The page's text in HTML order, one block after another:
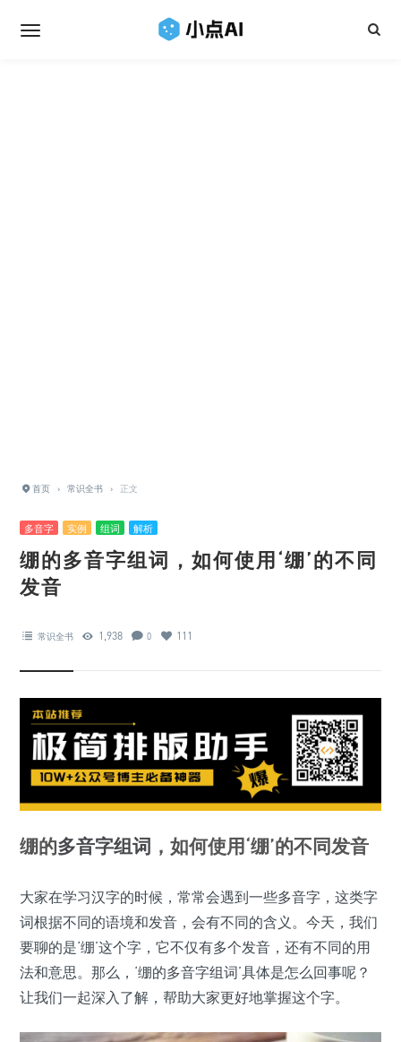
首页 › 常识全书 › 正文
多音字 实例 组词 解析
绷的多音字组词，如何使用‘绷’的不同
发音
常识全书 1,938 0 111
绷的多音字组词 ，如何使用‘绷’的不同发音
大家在学习汉字的时候，常常会遇到一些多音字，这类字
词根据不同的语境和发音，会有不同的含义。今天，我们
要聊的是‘绷’这个字，它不仅有多个发音，还有不同的用
法和意思。那么，‘绷的多音字组词’具体是怎么回事呢？
让我们一起深入了解，帮助大家更好地掌握这个字。